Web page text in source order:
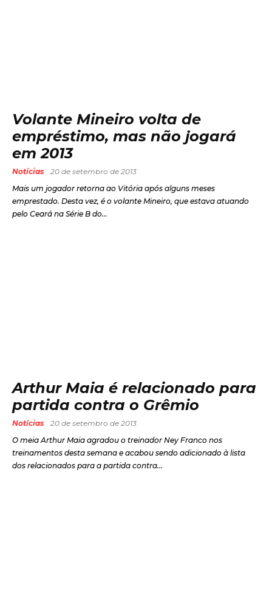
Volante Mineiro volta de
empréstimo, mas não jogará
em 2013
Notícias
20 de setembro de 2013
Mais um jogador retorna ao Vitória após alguns meses
emprestado. Desta vez, é o volante Mineiro, que estava atuando
pelo Ceará na Série B do...
Arthur Maia é relacionado para
partida contra o Grêmio
Notícias
20 de setembro de 2013
O meia Arthur Maia agradou o treinador Ney Franco nos
treinamentos desta semana e acabou sendo adicionado à lista
dos relacionados para a partida contra...